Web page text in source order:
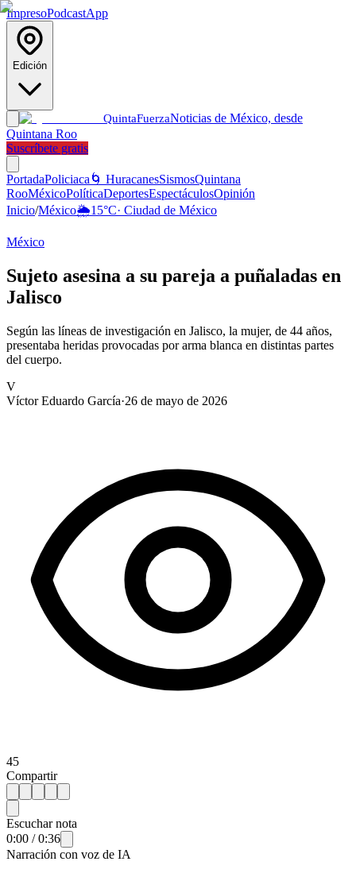
ImpresoPodcastApp
Edición
QuintaFuerzaNoticias de México, desde
Quintana Roo
Suscríbete gratis
PortadaPoliciaca 🌀 HuracanesSismosQuintana
RooMéxicoPolíticaDeportesEspectáculosOpinión
Inicio/México🌦️15°C· Ciudad de México
México
Sujeto asesina a su pareja a puñaladas en
Jalisco
Según las líneas de investigación en Jalisco, la mujer, de 44 años,
presentaba heridas provocadas por arma blanca en distintas partes
del cuerpo.
V
Víctor Eduardo García·26 de mayo de 2026
45
Compartir
Escuchar nota
0:00 /0:36
Narración con voz de IA